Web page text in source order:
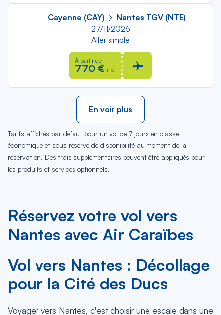
Cayenne (CAY)
Nantes TGV (NTE)
27/11/2026
Aller simple
À partir de
770 € TTC
En voir plus
Tarifs affichés par défaut pour un vol de 7 jours en classe
économique et sous réserve de disponibilité au moment de la
réservation. Des frais supplémentaires peuvent être appliqués pour
les produits et services optionnels.
Réservez votre vol vers
Nantes avec Air Caraïbes
Vol vers Nantes : Décollage
pour la Cité des Ducs
Voyager vers Nantes, c'est choisir une escale dans une